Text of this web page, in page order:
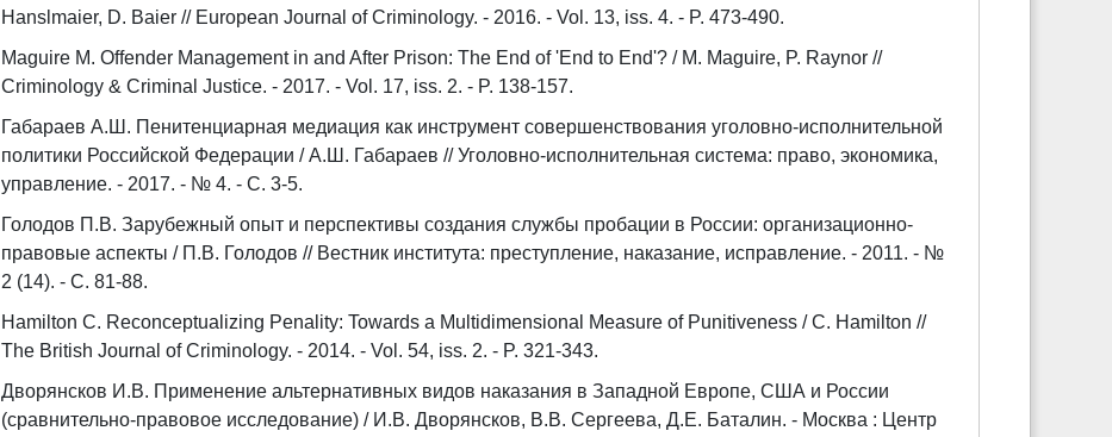
Hanslmaier, D. Baier // European Journal of Criminology. - 2016. - Vol. 13, iss. 4. - P. 473-490.
Maguire M. Offender Management in and After Prison: The End of 'End to End'? / M. Maguire, P. Raynor //
Criminology & Criminal Justice. - 2017. - Vol. 17, iss. 2. - P. 138-157.
Габараев А.Ш. Пенитенциарная медиация как инструмент совершенствования уголовно-исполнительной
политики Российской Федерации / А.Ш. Габараев // Уголовно-исполнительная система: право, экономика,
управление. - 2017. - № 4. - С. 3-5.
Голодов П.В. Зарубежный опыт и перспективы создания службы пробации в России: организационно-
правовые аспекты / П.В. Голодов // Вестник института: преступление, наказание, исправление. - 2011. - №
2 (14). - С. 81-88.
Hamilton C. Reconceptualizing Penality: Towards a Multidimensional Measure of Punitiveness / C. Hamilton //
The British Journal of Criminology. - 2014. - Vol. 54, iss. 2. - P. 321-343.
Дворянсков И.В. Применение альтернативных видов наказания в Западной Европе, США и России
(сравнительно-правовое исследование) / И.В. Дворянсков, В.В. Сергеева, Д.Е. Баталин. - Москва : Центр